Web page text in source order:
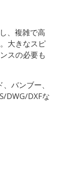
、複雑で高
大きなスピ
スの必要も
バンブー、
DWG/DXFな